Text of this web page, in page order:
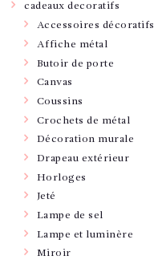
cadeaux decoratifs
Accessoires décoratifs
Affiche métal
Butoir de porte
Canvas
Coussins
Crochets de métal
Décoration murale
Drapeau extérieur
Horloges
Jeté
Lampe de sel
Lampe et luminère
Miroir